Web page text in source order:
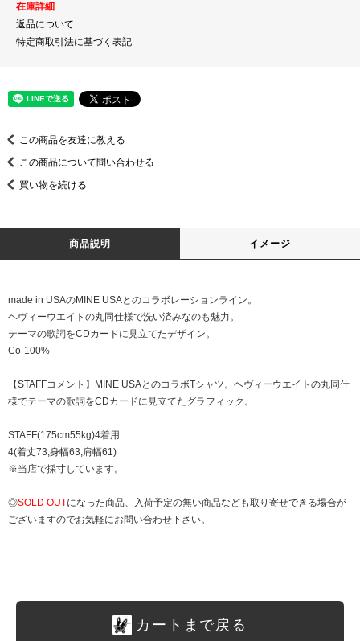
在庫詳細
返品について
特定商取引法に基づく表記
この商品を友達に教える
この商品について問い合わせる
買い物を続ける
商品説明 イメージ
made in USAのMINE USAとのコラボレーションライン。
ヘヴィーウエイトの丸同仕様で洗い済みなのも魅力。
テーマの歌詞をCDカードに見立てたデザイン。
Co-100%
【STAFFコメント】MINE USAとのコラボTシャツ。ヘヴィーウエイトの丸同仕
様でテーマの歌詞をCDカードに見立てたグラフィック。
STAFF(175cm55kg)4着用
4(着丈73,身幅63,肩幅61)
※当店で採寸しています。
◎SOLD OUTになった商品、入荷予定の無い商品なども取り寄せできる場合が
ございますのでお気軽にお問い合わせ下さい。
カートまで戻る